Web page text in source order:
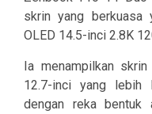
skrin yang berkuasa
OLED 14.5-inci 2.8K
Ia menampilkan
12.7-inci yang lebih
dengan reka bentuk